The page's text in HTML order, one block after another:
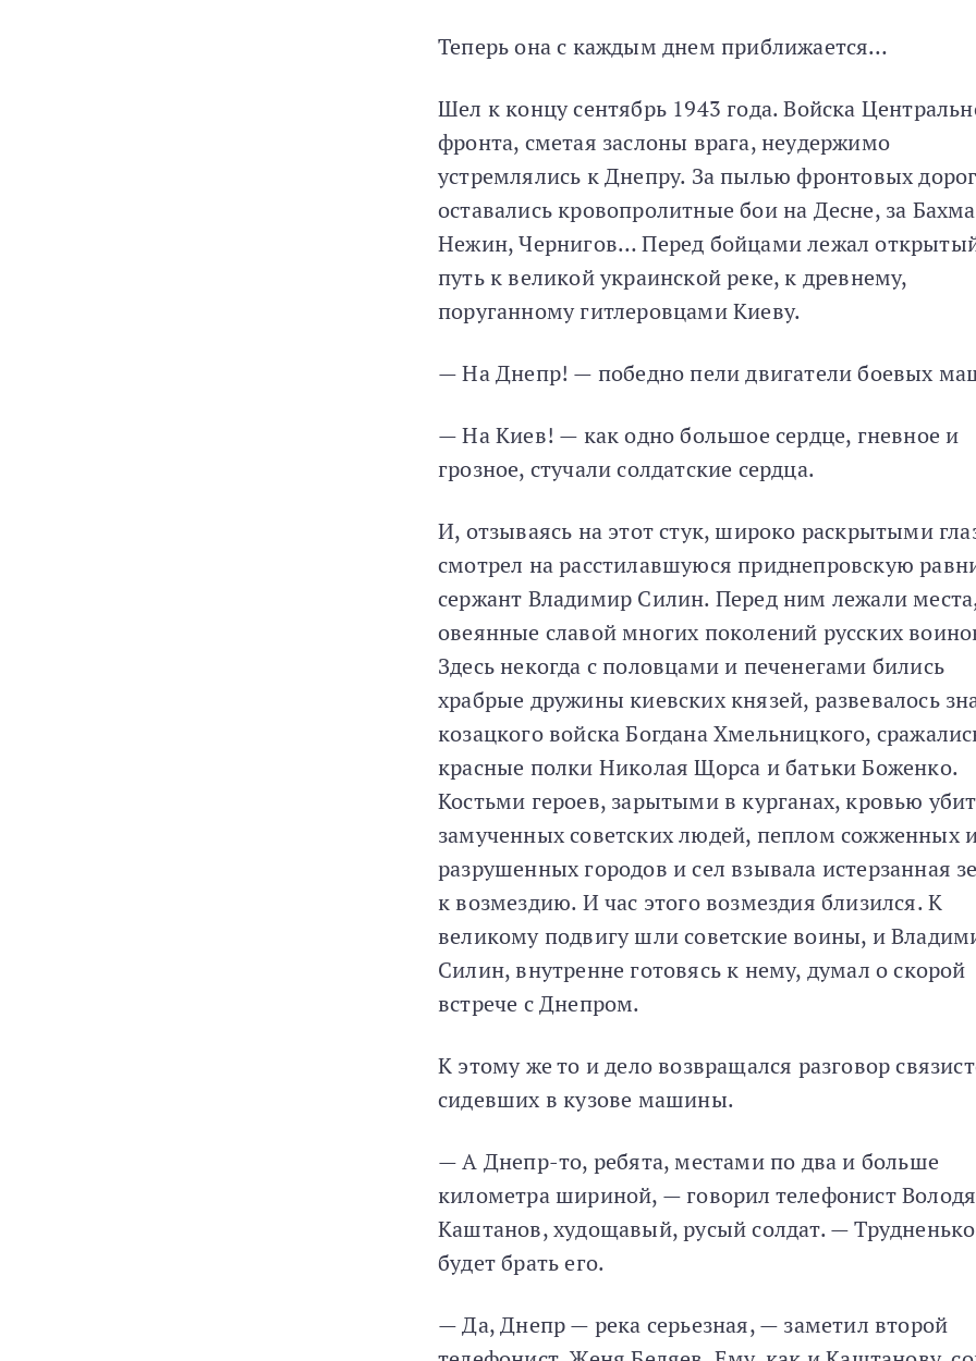
Теперь она с каждым днем приближается…
Шел к концу сентябрь 1943 года. Войска
фронта, сметая заслоны врага, неудержимо
устремлялись к Днепру. За пылью фронтовых дорог
оставались кровопролитные бои на Десне, за
Нежин, Чернигов… Перед бойцами лежал
путь к великой украинской реке, к древнему,
поруганному гитлеровцами Киеву.
— На Днепр! — победно пели двигатели боевых
— На Киев! — как одно большое сердце, гневное и
грозное, стучали солдатские сердца.
И, отзываясь на этот стук, широко раскрытыми
смотрел на расстилавшуюся приднепровскую
сержант Владимир Силин. Перед ним лежали
овеянные славой многих поколений русских
Здесь некогда с половцами и печенегами бились
храбрые дружины киевских князей, развевалось
козацкого войска Богдана Хмельницкого,
красные полки Николая Щорса и батьки Боженко.
Костьми героев, зарытыми в курганах, кровью
замученных советских людей, пеплом сожженных
разрушенных городов и сел взывала истерзанная
к возмездию. И час этого возмездия близился. К
великому подвигу шли советские воины, и
Силин, внутренне готовясь к нему, думал о скорой
встрече с Днепром.
К этому же то и дело возвращался разговор
сидевших в кузове машины.
— А Днепр-то, ребята, местами по два и больше
километра шириной, — говорил телефонист Володя
Каштанов, худощавый, русый солдат. —
будет брать его.
— Да, Днепр — река серьезная, — заметил второй